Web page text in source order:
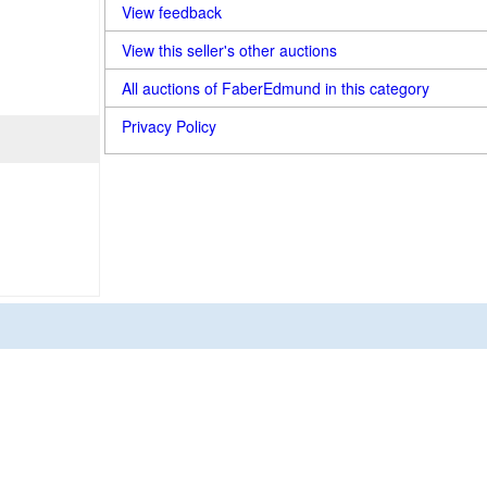
View feedback
View this seller's other auctions
All auctions of FaberEdmund in this category
Privacy Policy